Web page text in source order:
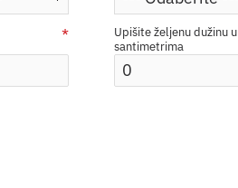
Upišite željenu dužinu u
santimetrima